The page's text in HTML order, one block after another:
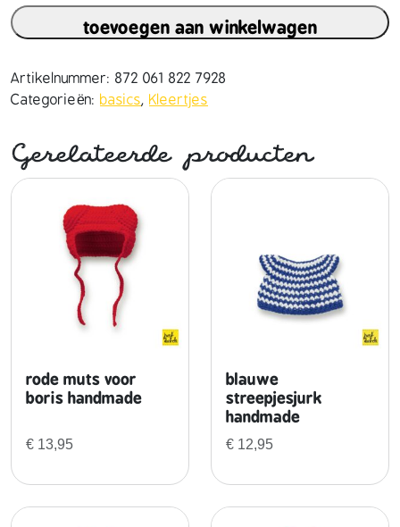
a
n
e
j
k
h
toevoegen aan winkelwagen
Artikelnummer: 872 061 822 7928
Categorieën: basics, Kleertjes
Gerelateerde producten
rode muts voor
boris handmade
€ 13,95
blauwe
streepjesjurk
handmade
€ 12,95